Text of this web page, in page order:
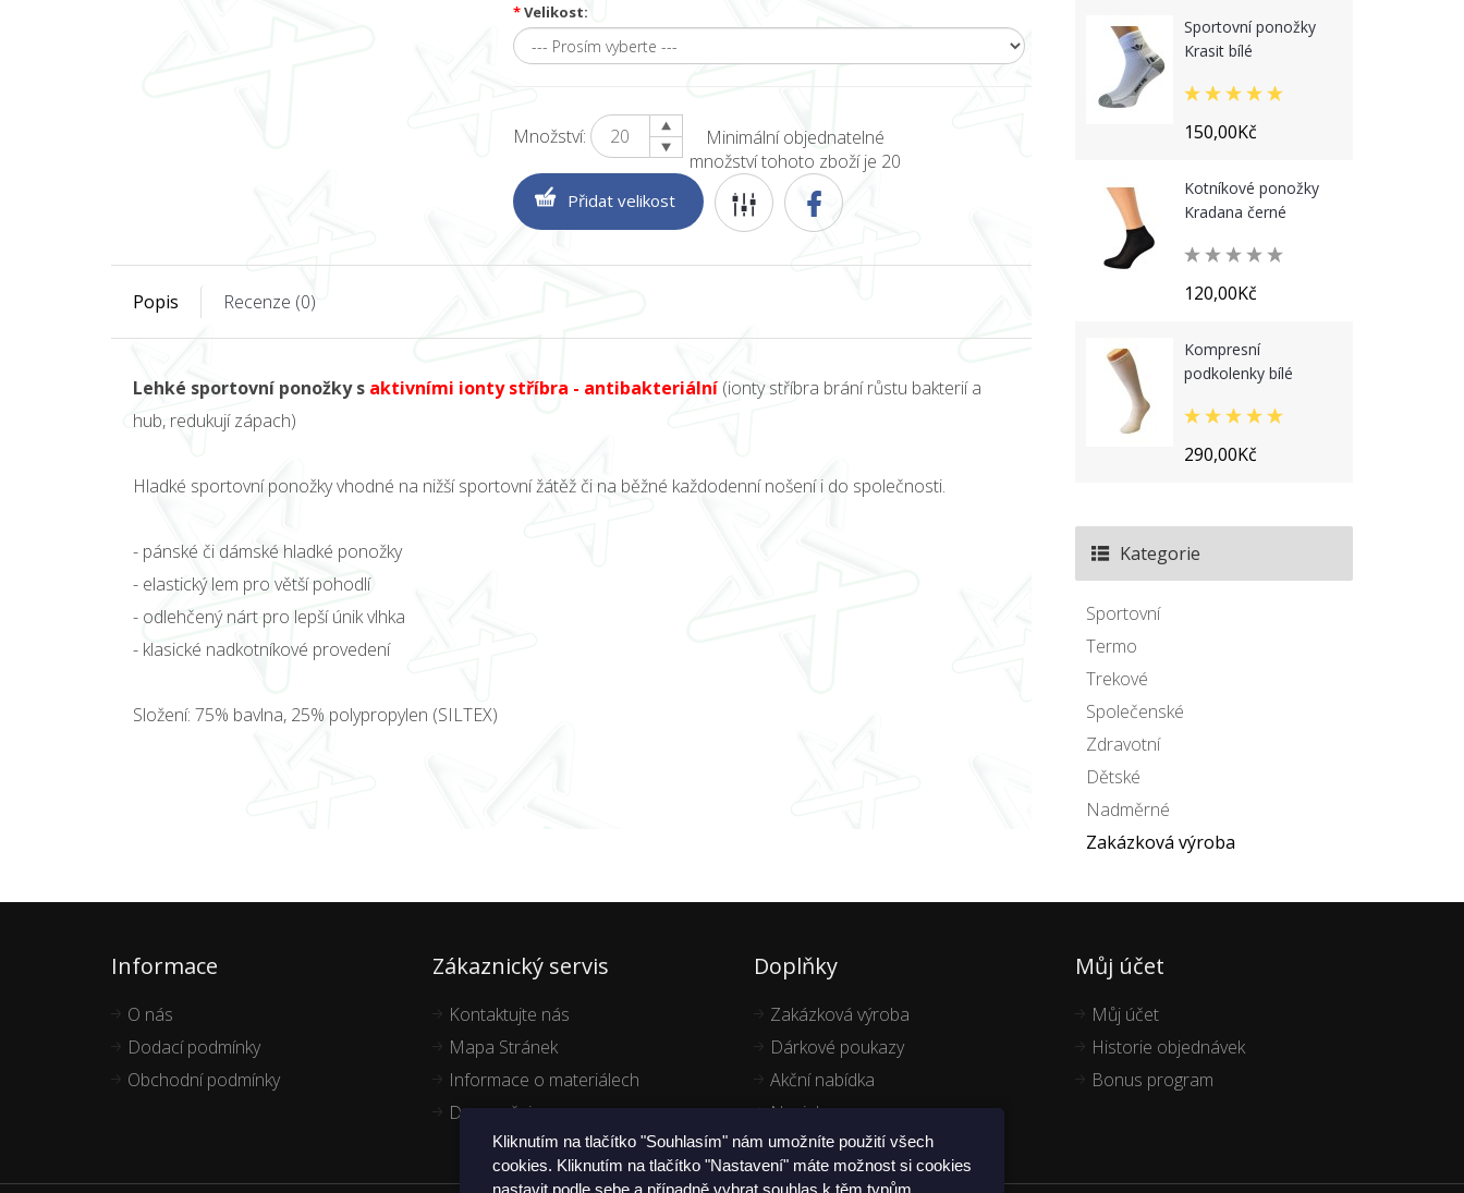
*Velikost:
Množství:
Minimální objednatelné
množství tohoto zboží je 20
Popis Recenze (0)
Lehké sportovní ponožky s aktivními ionty stříbra - antibakteriální (ionty stříbra brání růstu bakterií a
hub, redukují zápach)
Hladké sportovní ponožky vhodné na nižší sportovní žátěž či na běžné každodenní nošení i do společnosti.
- pánské či dámské hladké ponožky
- elastický lem pro větší pohodlí
- odlehčený nárt pro lepší únik vlhka
- klasické nadkotníkové provedení
Složení: 75% bavlna, 25% polypropylen (SILTEX)
Sportovní ponožky
Krasit bílé
150,00Kč
Kotníkové ponožky
Kradana černé
120,00Kč
Kompresní
podkolenky bílé
290,00Kč
Kategorie
Sportovní
Termo
Trekové
Společenské
Zdravotní
Dětské
Nadměrné
Zakázková výroba
Informace
O nás
Dodací podmínky
Obchodní podmínky
Zákaznický servis
Kontaktujte nás
Mapa Stránek
Informace o materiálech
Doporučujeme
Doplňky
Zakázková výroba
Dárkové poukazy
Akční nabídka
Novinky
Můj účet
Můj účet
Historie objednávek
Bonus program
Kliknutím na tlačítko "Souhlasím" nám umožníte použití všech
cookies. Kliknutím na tlačítko "Nastavení" máte možnost si cookies
nastavit podle sebe a případně vybrat souhlas k těm typům